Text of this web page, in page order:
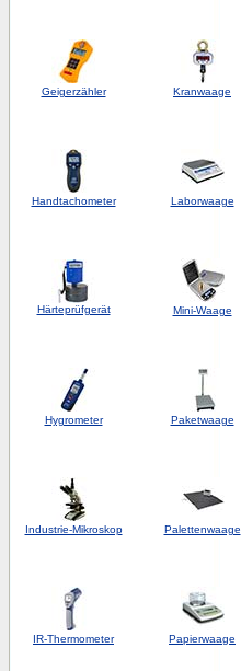
Geigerzähler Kranwaage
Handtachometer Laborwaage
Härteprüfgerät Mini-Waage
Hygrometer Paketwaage
Industrie-Mikroskop Palettenwaage
IR-Thermometer Papierwaage